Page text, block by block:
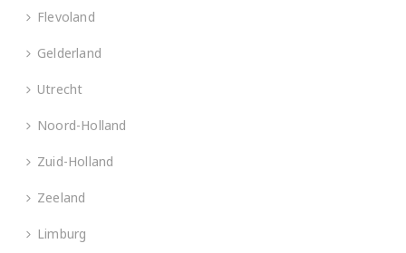
Flevoland
Gelderland
Utrecht
Noord-Holland
Zuid-Holland
Zeeland
Limburg